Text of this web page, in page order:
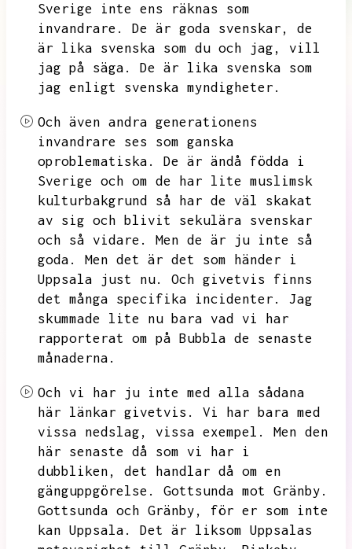
Sverige inte ens räknas som
invandrare.
De är goda svenskar,
de
är lika svenska som du och jag,
vill
jag på säga.
De är lika svenska som
jag enligt svenska myndigheter.
Och även andra generationens
invandrare ses som ganska
oproblematiska.
De är ändå födda i
Sverige och om de har lite muslimsk
kulturbakgrund så har de väl skakat
av sig och blivit sekulära svenskar
och så vidare.
Men de är ju inte så
goda.
Men det är det som händer i
Uppsala just nu.
Och givetvis finns
det många specifika incidenter.
Jag
skummade lite nu bara vad vi har
rapporterat om på Bubbla de senaste
månaderna.
Och vi har ju inte med alla sådana
här länkar givetvis.
Vi har bara med
vissa nedslag,
vissa exempel.
Men den
här senaste då som vi har i
dubbliken,
det handlar då om en
gänguppgörelse.
Gottsunda mot Gränby.
Gottsunda och Gränby,
för er som inte
kan Uppsala.
Det är liksom Uppsalas